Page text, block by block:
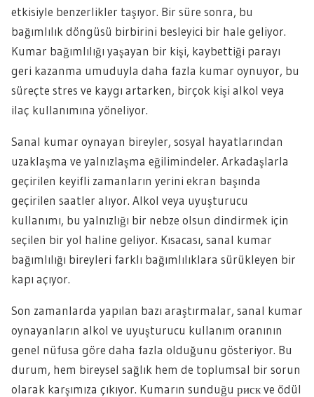
etkisiyle benzerlikler taşıyor. Bir süre sonra, bu
bağımlılık döngüsü birbirini besleyici bir hale geliyor.
Kumar bağımlılığı yaşayan bir kişi, kaybettiği parayı
geri kazanma umuduyla daha fazla kumar oynuyor, bu
süreçte stres ve kaygı artarken, birçok kişi alkol veya
ilaç kullanımına yöneliyor.
Sanal kumar oynayan bireyler, sosyal hayatlarından
uzaklaşma ve yalnızlaşma eğilimindeler. Arkadaşlarla
geçirilen keyifli zamanların yerini ekran başında
geçirilen saatler alıyor. Alkol veya uyuşturucu
kullanımı, bu yalnızlığı bir nebze olsun dindirmek için
seçilen bir yol haline geliyor. Kısacası, sanal kumar
bağımlılığı bireyleri farklı bağımlılıklara sürükleyen bir
kapı açıyor.
Son zamanlarda yapılan bazı araştırmalar, sanal kumar
oynayanların alkol ve uyuşturucu kullanım oranının
genel nüfusa göre daha fazla olduğunu gösteriyor. Bu
durum, hem bireysel sağlık hem de toplumsal bir sorun
olarak karşımıza çıkıyor. Kumarın sunduğu риск ve ödül